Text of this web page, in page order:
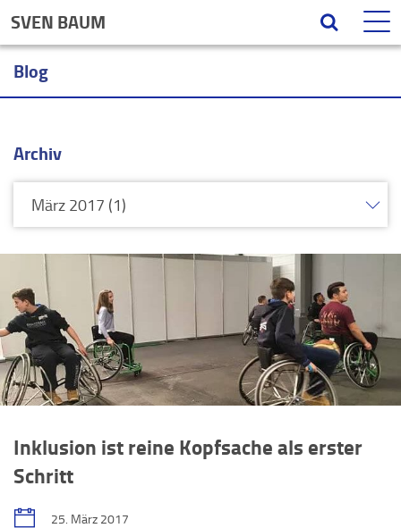
SVEN BAUM
Blog
Archiv
Inklusion ist reine Kopfsache als erster
Schritt
25. März 2017